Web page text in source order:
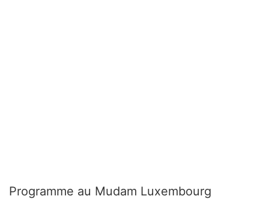
Programme au Mudam Luxembourg